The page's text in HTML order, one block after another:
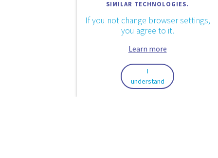
SIMILAR TECHNOLOGIES.
If you not change browser settings,
you agree to it.
Learn more
I
understand